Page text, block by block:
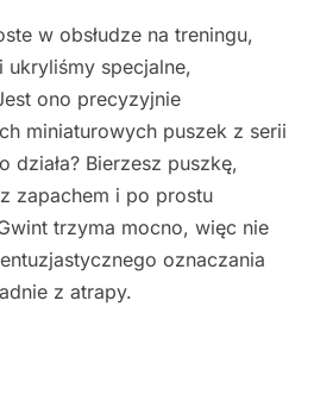
w obsłudze na treningu,
ukryliśmy specjalne,
ono precyzyjnie
miniaturowych puszek z serii
działa? Bierzesz puszkę,
zapachem i po prostu
trzyma mocno, więc nie
oznaczania
z atrapy.